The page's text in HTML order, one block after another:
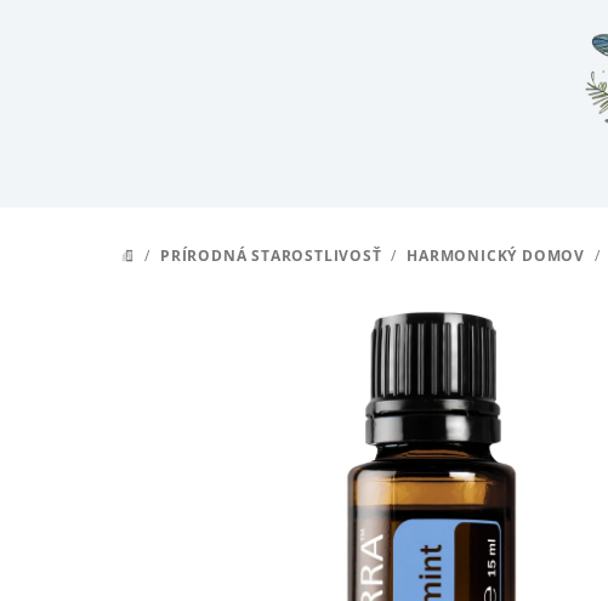
DOMOV
/ PRÍRODNÁ STAROSTLIVOSŤ / HARMONICKÝ DOMOV /